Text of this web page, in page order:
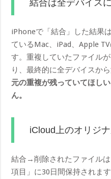
結合は全デバイス
iPhoneで「結合」した結果
ているMac、iPad、Apple
す。重複していたファイル
り、最終的に全デバイスか
元の重複が残っていてほし
ん。
iCloud上のオリジ
結合→削除されたファイル
項目」に30日間保持されま